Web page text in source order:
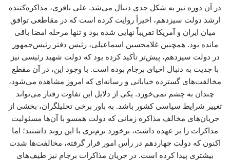
در آن دوره نیز به شکل جدی دنبال می‌شد. علی باقری، مذاکره‌کننده
ارشد دولت سیزدهم، اخیراً روایت کرده است که در مقاطعی توافق
میان ایران و آمریکا تقریباً نهایی شده بود و تنها مرحله امضا باقی
مانده بود. همچنین غلامحسین اسماعیلی، رئیس دفتر رئیس‌جمهور
در دولت سیزدهم، پیش‌تر تأکید کرده بود که دولت شهید رئیسی نیز
با جدیت به دنبال احیای برجام بوده است. با وجود این، در آن مقطع
مخالفت‌های گسترده خیابانی و رسانه‌ای که امروز مشاهده می‌شود،
چندان به چشم نمی‌خورد. یکی از دلایل این تفاوت رفتار می‌تواند
تغییر شرایط سیاسی کشور باشد. به باور برخی تحلیلگران، بخشی از
جریان‌های مخالف مذاکره زمانی که دولت همسو با آن‌ها مسئولیت
مذاکرات را بر عهده داشت، برخورد نرم‌تری با این روند داشتند؛ اما
اکنون که دولت چهاردهم در رأس امور قرار گرفته، مخالفت‌ها شدت
بیشتری پیدا کرده است. در جریان مذاکرات برجام نیز طیف‌های